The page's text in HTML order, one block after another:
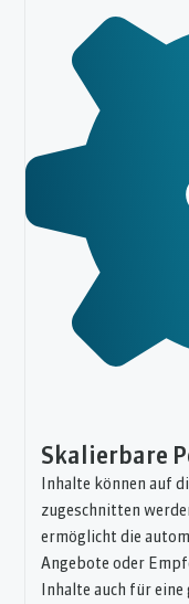
Skalierbare
Inhalte können auf
zugeschnitten
ermöglicht die
Angebote oder
Inhalte auch für